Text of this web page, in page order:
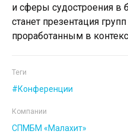
и сферы судостроения в
станет презентация
проработанным в
Теги
Конференции
Компании
СПМБМ «Малахит»